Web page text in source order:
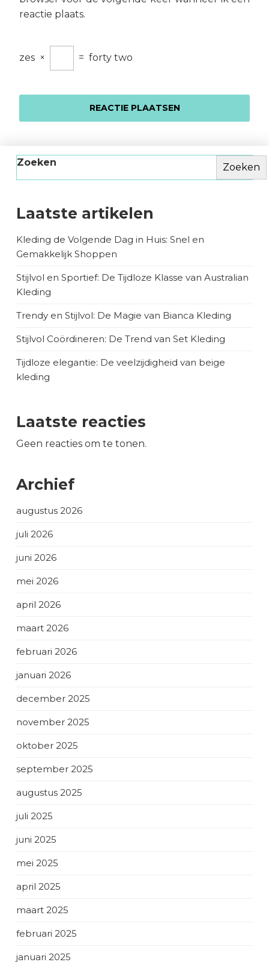
reactie plaats.
zes × = forty two
Zoeken Zoeken
Laatste artikelen
Kleding de Volgende Dag in Huis: Snel en
Gemakkelijk Shoppen
Stijlvol en Sportief: De Tijdloze Klasse van Australian
Kleding
Trendy en Stijlvol: De Magie van Bianca Kleding
Stijlvol Coördineren: De Trend van Set Kleding
Tijdloze elegantie: De veelzijdigheid van beige
kleding
Laatste reacties
Geen reacties om te tonen.
Archief
augustus 2026
juli 2026
juni 2026
mei 2026
april 2026
maart 2026
februari 2026
januari 2026
december 2025
november 2025
oktober 2025
september 2025
augustus 2025
juli 2025
juni 2025
mei 2025
april 2025
maart 2025
februari 2025
januari 2025